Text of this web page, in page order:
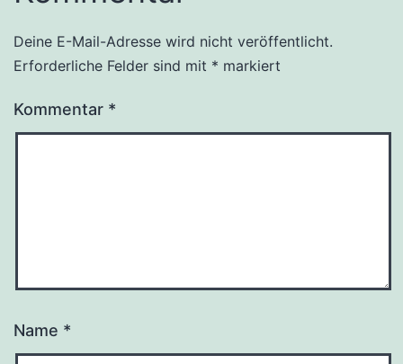
Deine E-Mail-Adresse wird nicht veröffentlicht.
Erforderliche Felder sind mit * markiert
Kommentar *
Name *